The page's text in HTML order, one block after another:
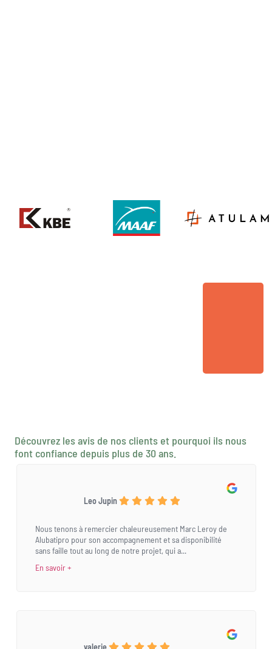
Découvrez les avis de nos clients et pourquoi ils nous
font confiance depuis plus de 30 ans.
Leo Jupin
Nous tenons à remercier chaleureusement Marc Leroy de
Alubatipro pour son accompagnement et sa disponibilité
sans faille tout au long de notre projet, qui a...
En savoir +
valerie